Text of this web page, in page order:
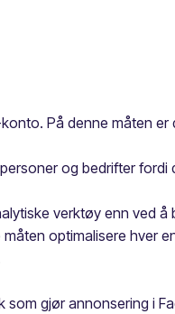
På denne måten
og bedrifter
verktøy enn ved
optimalisere hver
gjør annonsering i